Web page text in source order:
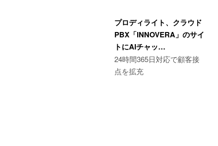
プロディライト、クラウド
PBX「INNOVERA」のサイ
トにAIチャッ…
24時間365日対応で顧客接
点を拡充